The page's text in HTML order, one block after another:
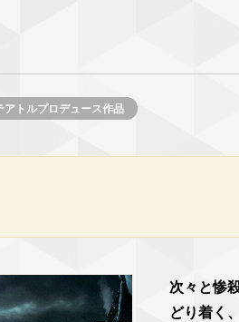
アトルプロデュース作品
次々と惨
どり着く